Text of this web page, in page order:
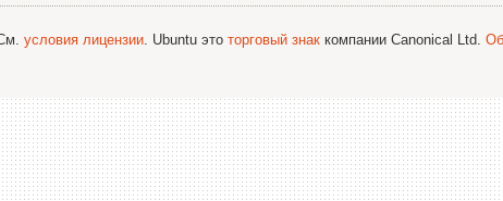
условия лицензии. Ubuntu это торговый знак компании Canonical Ltd.